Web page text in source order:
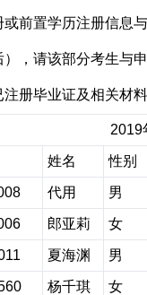
前置学历注册信息
，请该部分考生与
册毕业证及相关材
2019
姓名 性别
代用 男
郎亚莉 女
夏海渊 男
杨千琪 女